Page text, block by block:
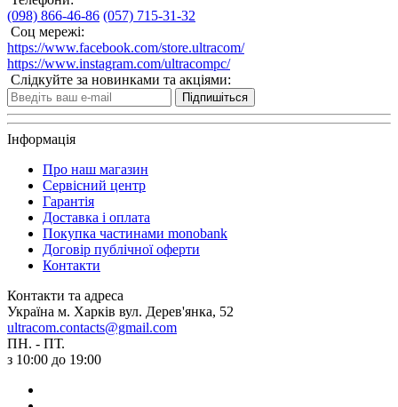
(098) 866-46-86 (057) 715-31-32
Соц мережі:
https://www.facebook.com/store.ultracom/
https://www.instagram.com/ultracompc/
Слідкуйте за новинками та акціями:
Підпишіться
Інформація
Про наш магазин
Сервісний центр
Гарантія
Доставка і оплата
Покупка частинами monobank
Договір публічної оферти
Контакти
Контакти та адреса
Україна м. Харків вул. Дерев'янка, 52
ultracom.contacts@gmail.com
ПН. - ПТ.
з 10:00 до 19:00